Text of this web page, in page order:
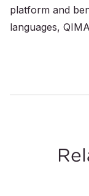
platform and
languages,